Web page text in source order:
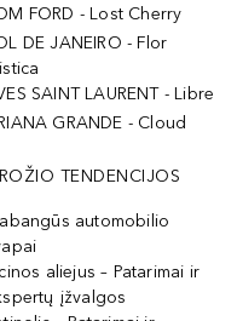
FORD - Lost Cherry
DE JANEIRO - Flor
SAINT LAURENT - Libre
GRANDE - Cloud
TENDENCIJOS
automobilio
aliejus – Patarimai ir
įžvalgos